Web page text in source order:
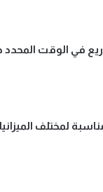
في الوقت المحدد
لمختلف